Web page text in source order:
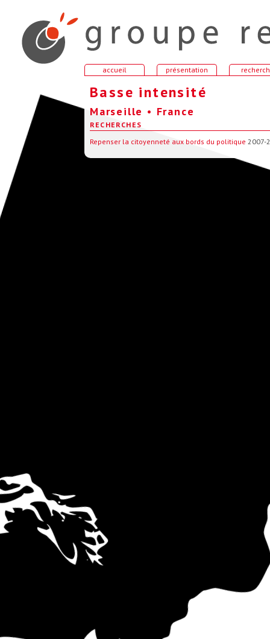
accueil présentation
Basse intensité
Marseille • France
RECHERCHES
Repenser la citoyenneté aux bords du politique 2007-